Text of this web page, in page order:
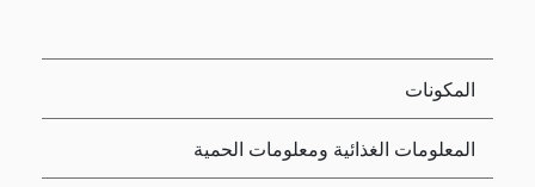
المكونات
المعلومات الغذائية ومعلومات الحمية